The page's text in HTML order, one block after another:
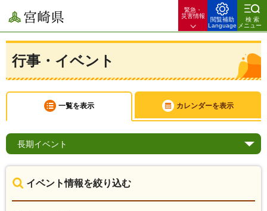
宮崎県
緊急・
災害情報
閲覧補助
Language
検索
メニュー
行事・イベント
一覧を表示 カレンダーを表示
長期イベント
イベント情報を絞り込む